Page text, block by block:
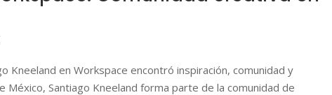
Kneeland en Workspace encontró inspiración, comunidad y
Santiago Kneeland forma parte de la comunidad de